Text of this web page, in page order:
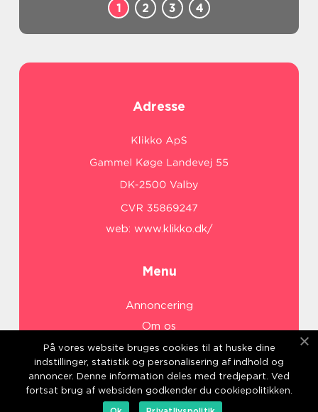
1 2 3 4
Adresse
web: www.klikko.dk/
Menu
Annoncering
Om os
Cookies
Kontakt os
Sitemap
På vores website bruges cookies til at huske dine
indstillinger, statistik og personalisering af indhold og
annoncer. Denne information deles med tredjepart. Ved
fortsat brug af websiden godkender du cookiepolitikken.